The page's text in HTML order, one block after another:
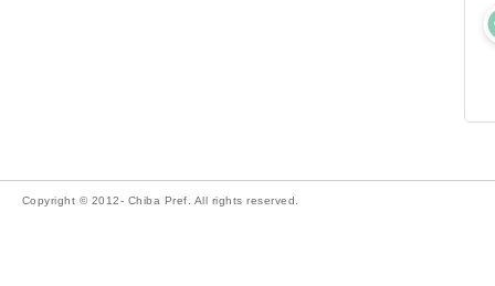
Copyright © 2012- Chiba Pref. All rights reserved.